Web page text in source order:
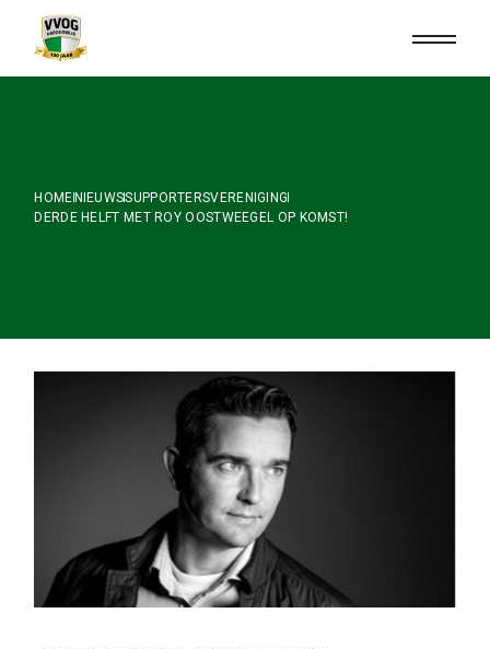
content
HOME NIEUWSSUPPORTERSVERENIGING
DERDE HELFT MET ROY OOSTWEEGEL OP KOMST!